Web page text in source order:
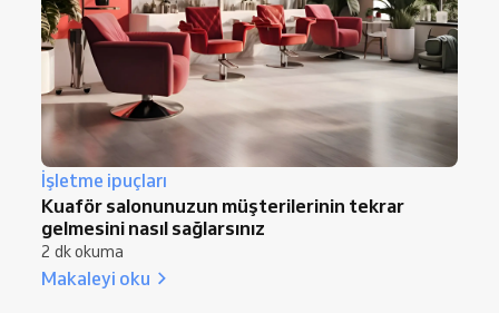
İşletme ipuçları
Kuaför salonunuzun müşterilerinin tekrar
gelmesini nasıl sağlarsınız
2 dk okuma
Makaleyi oku